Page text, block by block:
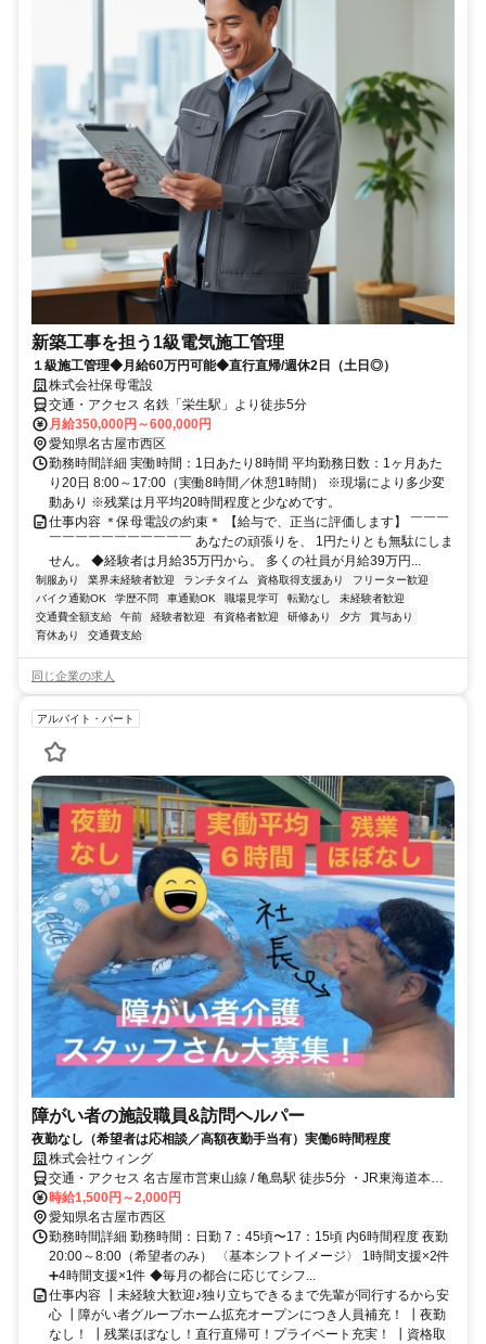
新築工事を担う1級電気施工管理
１級施工管理◆月給60万円可能◆直行直帰/週休2日（土日◎）
株式会社保母電設
交通・アクセス 名鉄「栄生駅」より徒歩5分
月給350,000円～600,000円
愛知県名古屋市西区
勤務時間詳細 実働時間：1日あたり8時間 平均勤務日数：1ヶ月あた
り20日 8:00～17:00（実働8時間／休憩1時間） ※現場により多少変
動あり ※残業は月平均20時間程度と少なめです。
仕事内容 ＊保母電設の約束＊ 【給与で、正当に評価します】 ￣￣￣
￣￣￣￣￣￣￣￣￣￣￣ あなたの頑張りを、 1円たりとも無駄にしま
せん。 ◆経験者は月給35万円から。 多くの社員が月給39万円...
制服あり 業界未経験者歓迎 ランチタイム 資格取得支援あり
フリーター歓迎
バイク通勤OK
学歴不問 車通勤OK 職場見学可 転勤なし
未経験者歓迎
交通費全額支給
午前 経験者歓迎 有資格者歓迎 研修あり 夕方
賞与あり
育休あり
交通費支給
同じ企業の求人
アルバイト・パート
障がい者の施設職員&訪問ヘルパー
夜勤なし（希望者は応相談／高額夜勤手当有）実働6時間程度
株式会社ウィング
交通・アクセス 名古屋市営東山線 / 亀島駅 徒歩5分 ・JR東海道本線 /
名古屋駅 徒歩9分
時給1,500円～2,000円
愛知県名古屋市西区
勤務時間詳細 勤務時間：日勤 7：45頃〜17：15頃 内6時間程度 夜勤
20:00～8:00（希望者のみ） 〈基本シフトイメージ〉 1時間支援×2件
➕4時間支援×1件 ◆毎月の都合に応じてシフ...
仕事内容 ┃未経験大歓迎♪独り立ちできるまで先輩が同行するから安
心 ┃障がい者グループホーム拡充オープンにつき人員補充！ ┃夜勤
なし！ ┃残業ほぼなし！直行直帰可！プライベート充実！ ┃資格取